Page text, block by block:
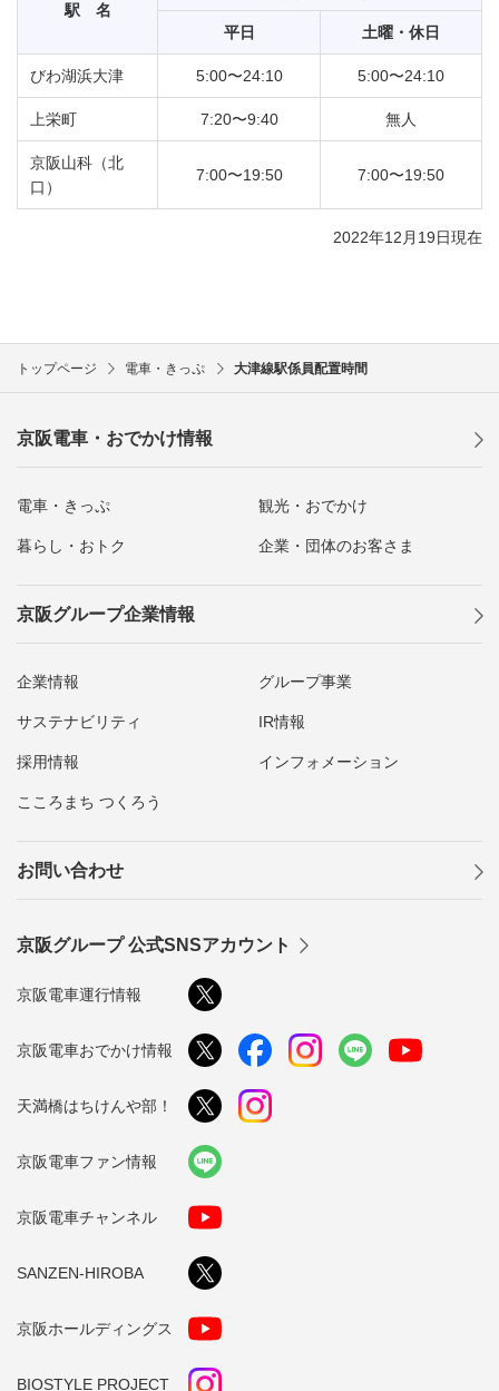
駅 名
平日 土曜・休日
びわ湖浜大津 5:00〜24:10 5:00〜24:10
上栄町 7:20〜9:40 無人
京阪山科（北
口）
7:00〜19:50 7:00〜19:50
2022年12月19日現在
トップページ 電車・きっぷ 大津線駅係員配置時間
京阪電車・おでかけ情報
電車・きっぷ 観光・おでかけ
暮らし・おトク 企業・団体のお客さま
京阪グループ企業情報
企業情報 グループ事業
サステナビリティ IR情報
採用情報 インフォメーション
こころまち つくろう
お問い合わせ
京阪グループ 公式SNSアカウント
京阪電車運行情報
京阪電車おでかけ情報
天満橋はちけんや部！
京阪電車ファン情報
京阪電車チャンネル
SANZEN-HIROBA
京阪ホールディングス
BIOSTYLE PROJECT